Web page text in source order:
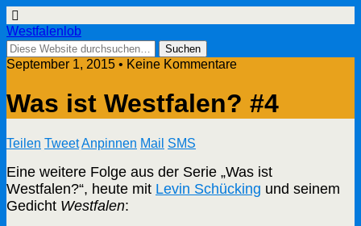
Westfalenlob
September 1, 2015 • Keine Kommentare
Was ist Westfalen? #4
Teilen TweetAnpinnen Mail SMS
Eine weitere Folge aus der Serie „Was ist
Westfalen?“, heute mit Levin Schücking und seinem
Gedicht Westfalen: